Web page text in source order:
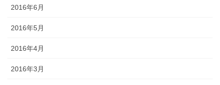
2016年6月
2016年5月
2016年4月
2016年3月